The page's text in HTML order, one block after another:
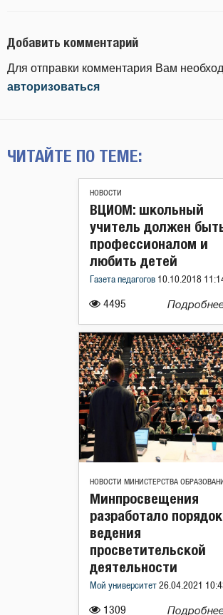
Добавить комментарий
Для отправки комментария Вам
авторизоваться
ЧИТАЙТЕ ПО ТЕМЕ:
НОВОСТИ
4495
ВЦИОМ: школьный
учитель должен
профессионалом и
любить детей
Газета педагогов 10.10.2018
НОВОСТИ МИНИСТЕРСТВА
1309
Минпросвещения
разработало порядок
ведения
просветительской
деятельности
Мой университет 26.04.2021